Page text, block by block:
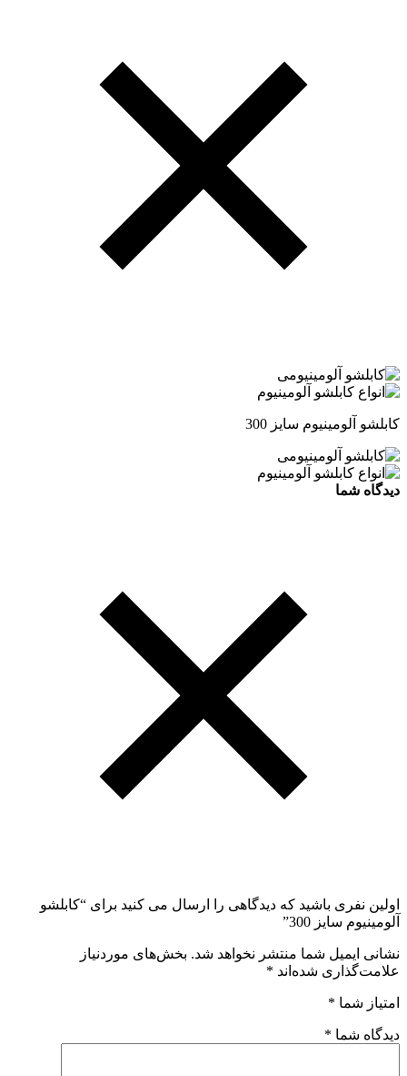
کابلشو آلومینیوم سایز 300
دیدگاه شما
اولین نفری باشید که دیدگاهی را ارسال می کنید برای “کابلشو
آلومینیوم سایز 300”
نشانی ایمیل شما منتشر نخواهد شد. بخش‌های موردنیاز
علامت‌گذاری شده‌اند *
امتیاز شما *
دیدگاه شما *